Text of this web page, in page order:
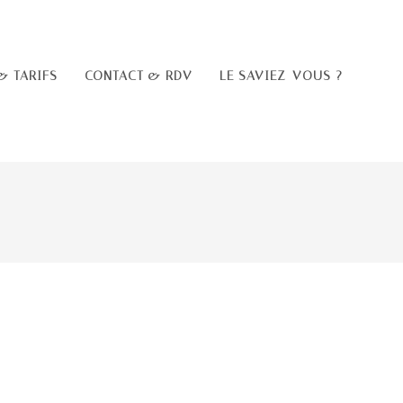
TARIFS CONTACT & RDV LE SAVIEZ-VOUS ?